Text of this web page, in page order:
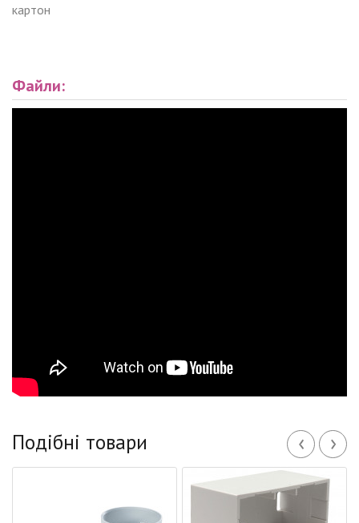
картон
Файли:
Подібні товари ‹ ›